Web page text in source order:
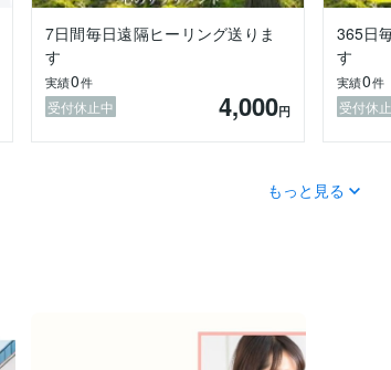
7日間毎日遠隔ヒーリング送りま
す
実績0件
受付休止中 4,000円
365日
す
実績0件
受付休
もっと見る